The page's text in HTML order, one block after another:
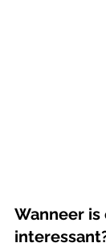
Wanneer